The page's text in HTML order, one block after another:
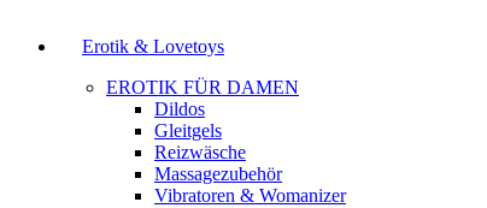
Erotik & Lovetoys
EROTIK FÜR DAMEN
Dildos
Gleitgels
Reizwäsche
Massagezubehör
Vibratoren & Womanizer